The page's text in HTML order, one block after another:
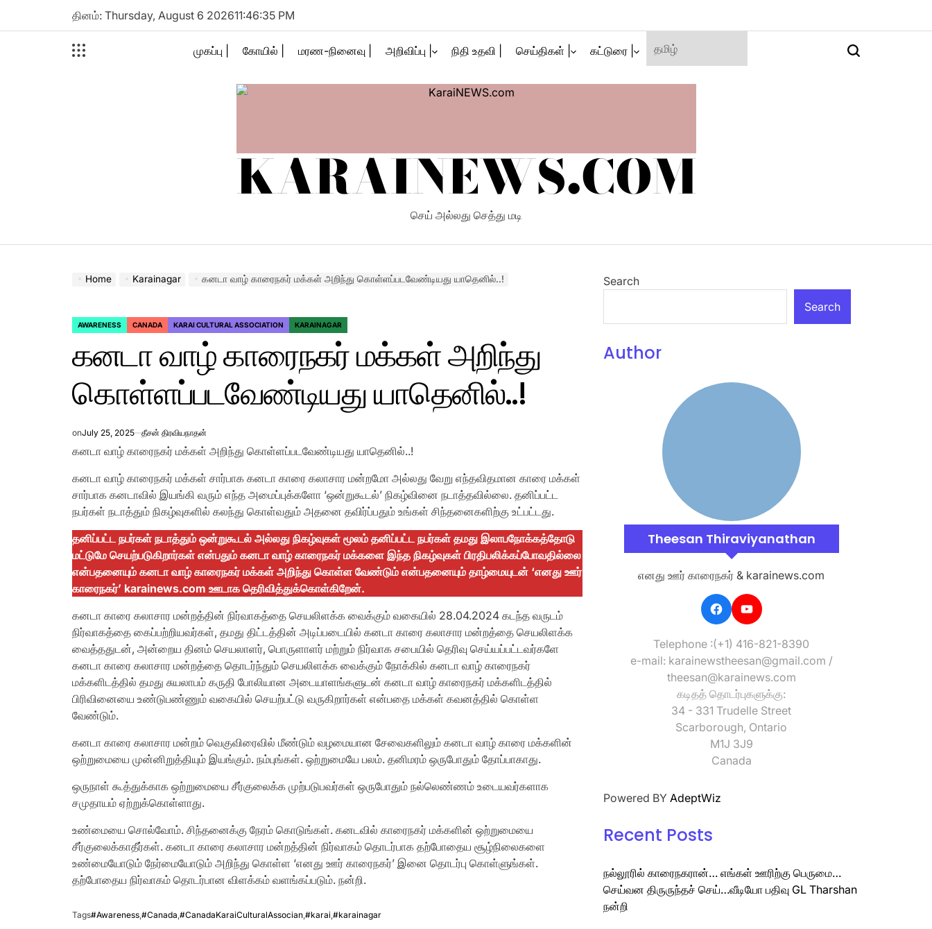
தினம்: Thursday, August 6 202611:46:36 PM
முகப்பு | கோயில் | மரண-நினைவு | அறிவிப்பு | நிதி உதவி | செய்திகள் | கட்டுரை | Search
KARAINEWS.COM
செய் அல்லது செத்து மடி
Home Karainagar கனடா வாழ் காரைநகர் மக்கள் அறிந்து கொள்ளப்படவேண்டியது யாதெனில்..!
POSTED
AWARENESS CANADA KARAI CULTURAL ASSOCIATION KARAINAGAR
கனடா வாழ் காரைநகர் மக்கள் அறிந்து
கொள்ளப்படவேண்டியது யாதெனில்..!
onJuly 25, 2025 தீசன் திரவியநாதன்
கனடா வாழ் காரைநகர் மக்கள் அறிந்து கொள்ளப்படவேண்டியது யாதெனில்..!
கனடா வாழ் காரைநகர் மக்கள் சார்பாக கனடா காரை கலாசார மன்றமோ அல்லது வேறு எந்தவிதமான காரை மக்கள்
சார்பாக கனடாவில் இயங்கி வரும் எந்த அமைப்புக்களோ ‘ஒன்றுகூடல்’ நிகழ்வினை நடாத்தவில்லை. தனிப்பட்ட
நபர்கள் நடாத்தும் நிகழ்வுகளில் கலந்து கொள்வதும் அதனை தவிர்ப்பதும் உங்கள் சிந்தனைகளிற்கு உட்பட்டது.
தனிப்பட்ட நபர்கள் நடாத்தும் ஒன்றுகூடல் அல்லது நிகழ்வுகள் மூலம் தனிப்பட்ட நபர்கள் தமது இலாபநோக்கத்தோடு
மட்டுமே செயற்படுகிறார்கள் என்பதும் கனடா வாழ் காரைநகர் மக்களை இந்த நிகழ்வுகள் பிரதிபலிக்கப்போவதில்லை
என்பதனையும் கனடா வாழ் காரைநகர் மக்கள் அறிந்து கொள்ள வேண்டும் என்பதனையும் தாழ்மையுடன் ‘எனது ஊர்
காரைநகர்’ karainews.com ஊடாக தெரிவித்துக்கொள்கிறேன்.
கனடா காரை கலாசார மன்றத்தின் நிர்வாகத்தை செயலிளக்க வைக்கும் வகையில் 28.04.2024 கடந்த வருடம்
நிர்வாகத்தை கைப்பற்றியவர்கள், தமது திட்டத்தின் அடிப்படையில் கனடா காரை கலாசார மன்றத்தை செயலிளக்க
வைத்ததுடன், அன்றைய தினம் செயலாளர், பொருளாளர் மற்றும் நிர்வாக சபையில் தெரிவு செய்யப்பட்டவர்களே
கனடா காரை கலாசார மன்றத்தை தொடர்ந்தும் செயலிளக்க வைக்கும் நோக்கில் கனடா வாழ் காரைநகர்
மக்களிடத்தில் தமது சுயலாபம் கருதி போலியான அடையாளங்களுடன் கனடா வாழ் காரைநகர் மக்களிடத்தில்
பிரிவினையை உண்டுபண்ணும் வகையில் செயற்பட்டு வருகிறார்கள் என்பதை மக்கள் கவனத்தில் கொள்ள
வேண்டும்.
கனடா காரை கலாசார மன்றம் வெகுவிரைவில் மீண்டும் வழமையான சேவைகளிலும் கனடா வாழ் காரை மக்களின்
ஒற்றுமையை முன்னிறுத்தியும் இயங்கும். நம்புங்கள். ஒற்றுமையே பலம். தனிமரம் ஒருபோதும் தோப்பாகாது.
ஒருநாள் கூத்துக்காக ஒற்றுமையை சீர்குலைக்க முற்படுபவர்கள் ஒருபோதும் நல்லெண்ணம் உடையவர்களாக
சமுதாயம் ஏற்றுக்கொள்ளாது.
உண்மையை சொல்வோம். சிந்தனைக்கு நேரம் கொடுங்கள். கனடவில் காரைநகர் மக்களின் ஒற்றுமையை
சீர்குலைக்காதீர்கள். கனடா காரை கலாசார மன்றத்தின் நிர்வாகம் தொடர்பாக தற்போதைய சூழ்நிலைகளை
உண்மையோடும் நேர்மையோடும் அறிந்து கொள்ள ‘எனது ஊர் காரைநகர்’ இனை தொடர்பு கொள்ளுங்கள்.
தற்போதைய நிர்வாகம் தொடர்பான விளக்கம் வளங்கப்படும். நன்றி.
Tags#Awareness,#Canada,#CanadaKaraiCulturalAssocian,#karai,#karainagar
Search
Search
Author
Theesan Thiraviyanathan
எனது ஊர் காரைநகர் & karainews.com
Telephone :(+1) 416-821-8390
e-mail: karainewstheesan@gmail.com /
theesan@karainews.com
கடிதத் தொடர்புகளுக்கு:
34 - 331 Trudelle Street
Scarborough, Ontario
M1J 3J9
Canada
Powered BY AdeptWiz
Recent Posts
நல்லூரில் காரைநகரான்… எங்கள் ஊரிற்கு பெருமை…
செய்வன திருருந்தச் செய்…வீடியோ பதிவு GL Tharshan
நன்றி